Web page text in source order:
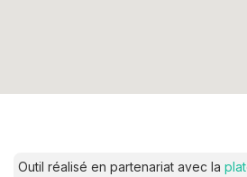
Outil réalisé en partenariat avec la